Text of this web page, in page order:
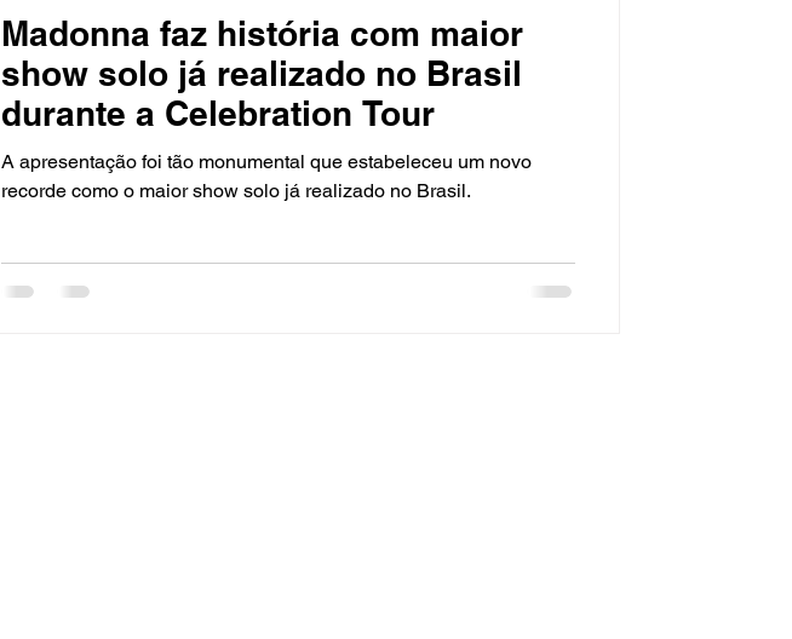
Madonna faz história com maior
show solo já realizado no Brasil
durante a Celebration Tour
A apresentação foi tão monumental que estabeleceu um novo
recorde como o maior show solo já realizado no Brasil.